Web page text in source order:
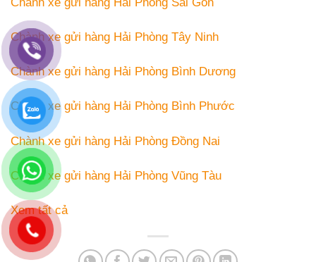
Chành xe gửi hàng Hải Phòng Tây Ninh
Chành xe gửi hàng Hải Phòng Bình Dương
Chành xe gửi hàng Hải Phòng Bình Phước
Chành xe gửi hàng Hải Phòng Đồng Nai
Chành xe gửi hàng Hải Phòng Vũng Tàu
Xem tất cả